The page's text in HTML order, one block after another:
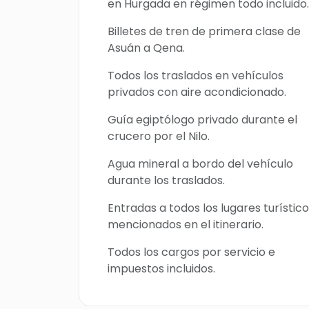
en Hurgada en régimen todo incluido.
Billetes de tren de primera clase de
Asuán a Qena.
Todos los traslados en vehículos
privados con aire acondicionado.
Guía egiptólogo privado durante el
crucero por el Nilo.
Agua mineral a bordo del vehículo
durante los traslados.
Entradas a todos los lugares
mencionados en el itinerario.
Todos los cargos por servicio e
impuestos incluidos.